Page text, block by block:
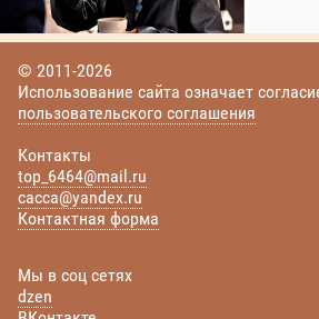
© 2011-2026
Использование сайта означает
пользовательского соглашения
Контакты
top_6464@mail.ru
cacca@yandex.ru
Контактная форма
Мы в соц сетях
dzen